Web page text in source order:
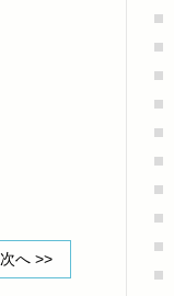
次へ >>